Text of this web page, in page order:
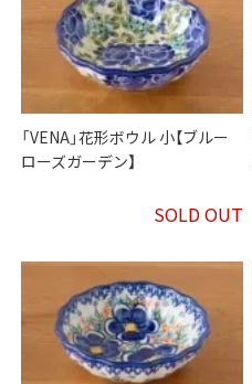
「VENA」花形ボウル 小【ブルー
ローズガーデン】
SOLD OUT